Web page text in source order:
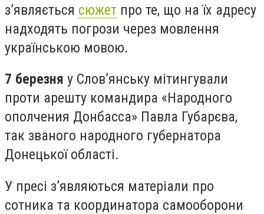
з’являється сюжет про те, що на їх адресу
надходять погрози через мовлення
українською мовою.
7 березня у Слов’янську мітингували
проти арешту командира «Народного
ополчения Донбасса» Павла Губарєва,
так званого народного губернатора
Донецької області.
У пресі з’являються матеріали про
сотника та координатора самооборони